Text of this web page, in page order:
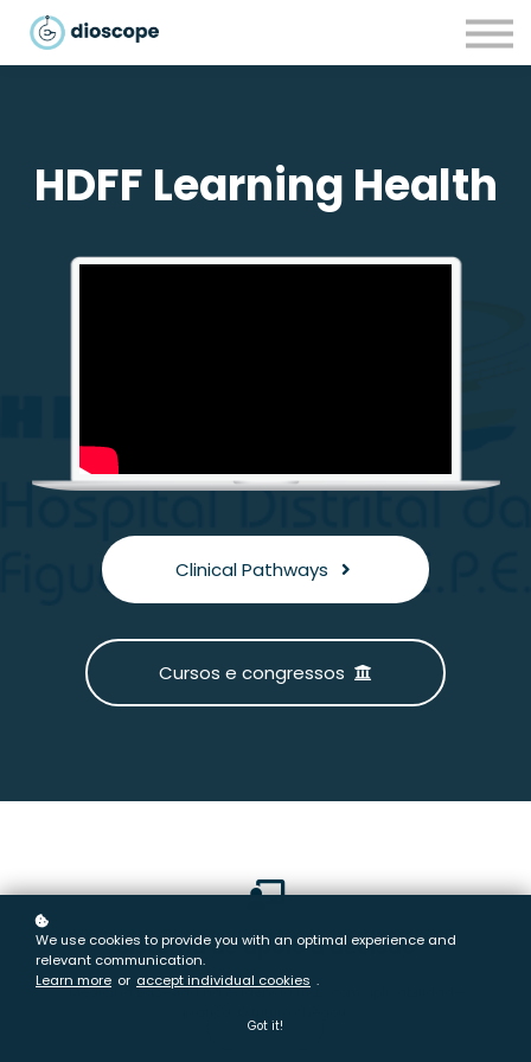
Parcerias
HDFF Learning Health
Clinical Pathways
Cursos e congressos
Sistema de apoio à decisão
Medicina baseada na evidência mas com aplicabilidade
We use cookies to provide you with an optimal experience and
relevant communication.
Learn more or accept individual cookies .
Got it!